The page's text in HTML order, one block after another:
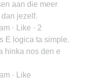
aan die meer
jezelf.
· Like · 2
E logica ta simple.
hinka nos den e
· Like